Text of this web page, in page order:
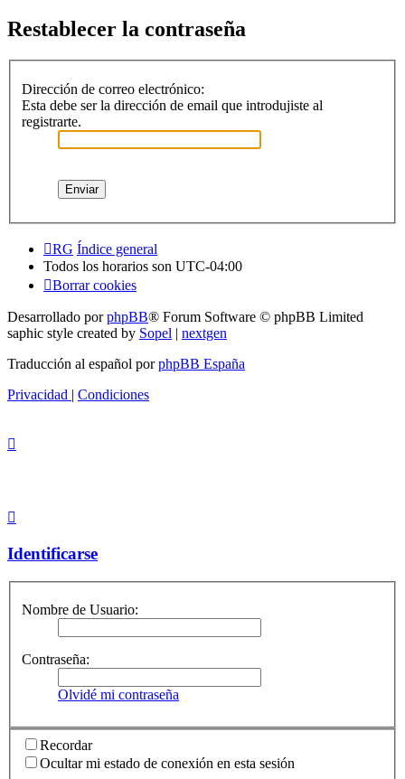
Restablecer la contraseña
Dirección de correo electrónico:
Esta debe ser la dirección de email que introdujiste al
registrarte.
RG Índice general
Todos los horarios son UTC-04:00
Borrar cookies
Desarrollado porphpBB® Forum Software © phpBB Limited
saphic style created by Sopel | nextgen
Traducción al español porphpBB España
Privacidad | Condiciones
Identificarse
Nombre de Usuario:
Contraseña:
Olvidé mi contraseña
Recordar
Ocultar mi estado de conexión en esta sesión